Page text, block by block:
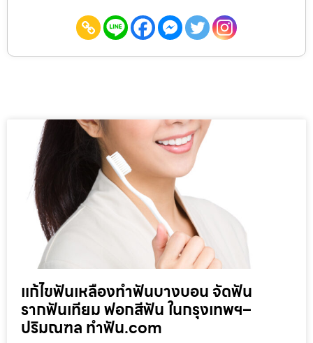
แก้ไขฟันเหลืองทำฟันบางบอน จัดฟัน
รากฟันเทียม ฟอกสีฟัน ในกรุงเทพฯ–
ปริมณฑล ทำฟัน.com